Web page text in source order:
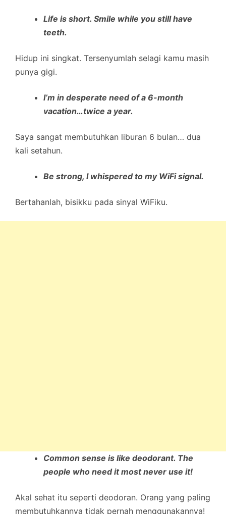
Life is short. Smile while you still have
teeth.
Hidup ini singkat. Tersenyumlah selagi kamu masih
punya gigi.
I’m in desperate need of a 6-month
vacation…twice a year.
Saya sangat membutuhkan liburan 6 bulan… dua
kali setahun.
Be strong, I whispered to my WiFi signal.
Bertahanlah, bisikku pada sinyal WiFiku.
Common sense is like deodorant. The
people who need it most never use it!
Akal sehat itu seperti deodoran. Orang yang paling
membutuhkannya tidak pernah menggunakannya!